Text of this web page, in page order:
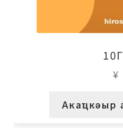
¥
Акаҵкәыр